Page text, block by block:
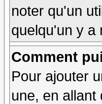
noter qu'un
quelqu'un y a
Comment
Pour ajouter
une, en